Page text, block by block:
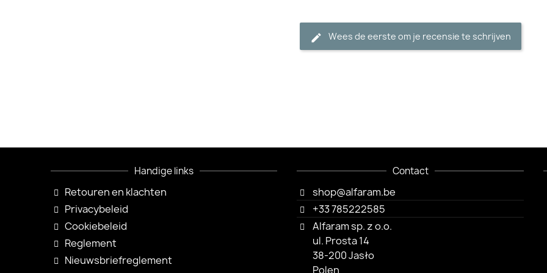
Wees de eerste om je recensie te schrijven
Handige links
Retouren en klachten
Privacybeleid
Cookiebeleid
Reglement
Nieuwsbriefreglement
Contact
shop@alfaram.be
+33 785222585
Alfaram sp. z o.o.
ul. Prosta 14
38-200 Jasło
Polen